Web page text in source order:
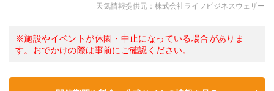
天気情報提供元：株式会社ライフビジネスウェザー
※施設やイベントが休園・中止になっている場合がありま
す。おでかけの際は事前にご確認ください。